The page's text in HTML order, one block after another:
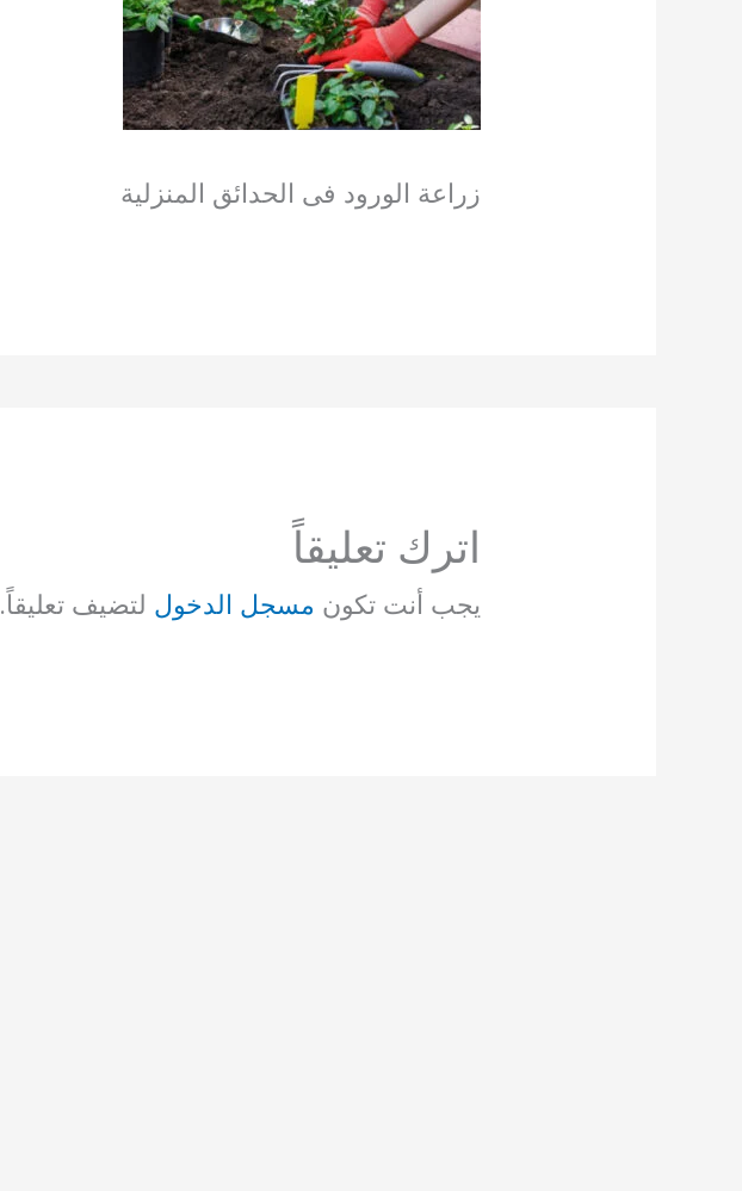
زراعة الورود فى الحدائق المنزلية
اترك تعليقاً
يجب أنت تكون مسجل الدخول لتضيف تعليقاً.